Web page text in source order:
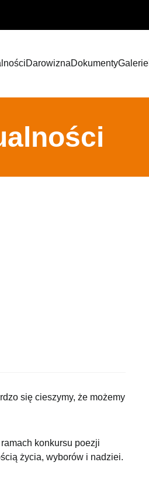
DarowiznaDokumentyGalerie
się cieszymy, że możemy
konkursu poezji
życia, wyborów i nadziei.